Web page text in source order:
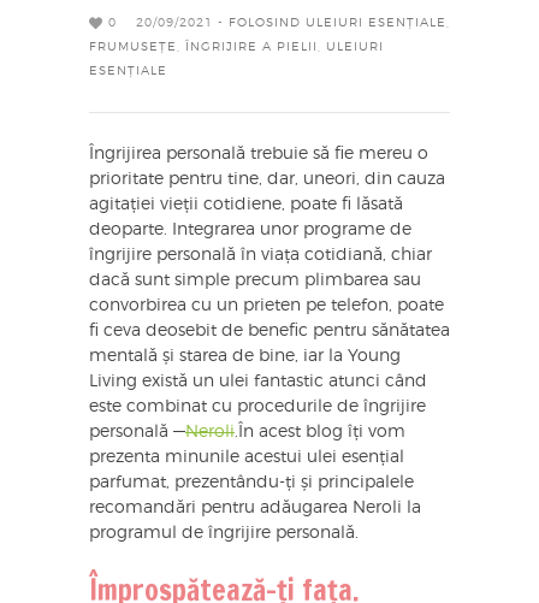
0 20/09/2021 - FOLOSIND ULEIURI ESENȚIALE
FRUMUSEȚE
ÎNGRIJIRE A PIELII
ULEIURI
ESENȚIALE
Îngrijirea personală trebuie să fie mereu o
prioritate pentru tine, dar, uneori, din cauza
agitației vieții cotidiene, poate fi lăsată
deoparte. Integrarea unor programe de
îngrijire personală în viața cotidiană, chiar
dacă sunt simple precum plimbarea sau
convorbirea cu un prieten pe telefon, poate
fi ceva deosebit de benefic pentru sănătatea
mentală și starea de bine, iar la Young
Living există un ulei fantastic atunci când
este combinat cu procedurile de îngrijire
personală —Neroli .În acest blog îți vom
prezenta minunile acestui ulei esențial
parfumat, prezentându-ți și principalele
recomandări pentru adăugarea Neroli la
programul de îngrijire personală.
Împrospătează-ți fața.